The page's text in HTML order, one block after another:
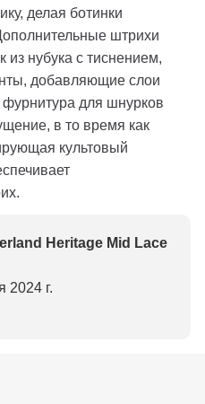
делая ботинки
штрихи
из нубука с тиснением,
добавляющие слои
для шнурков
в то время как
культовый
Heritage Mid Lace
2024 г.